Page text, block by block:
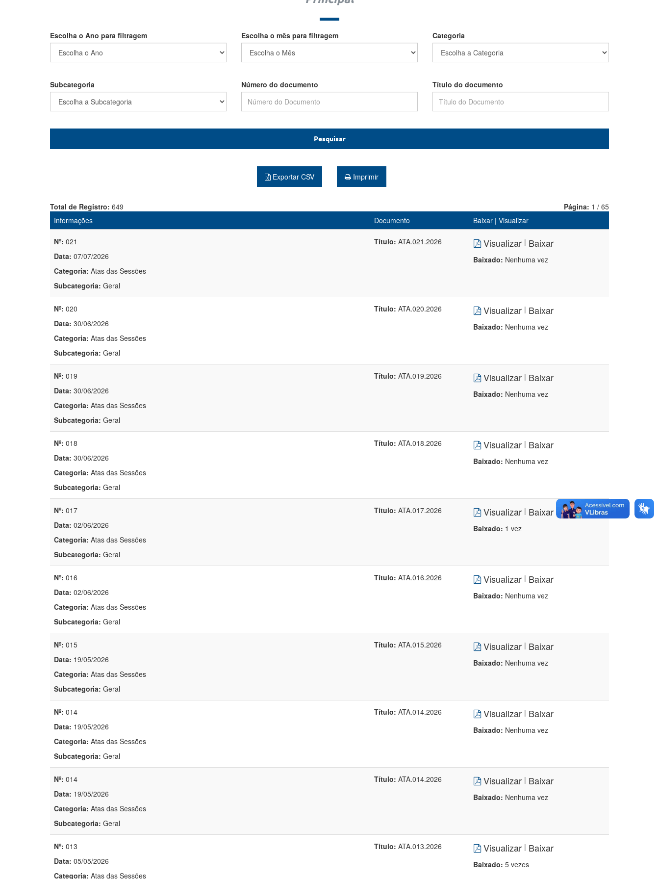
Escolha o Ano para filtragem Escolha o mês para filtragem Categoria
Subcategoria Número do documento Título do documento
Pesquisar
Exportar CSV Imprimir
Total de Registro: 649 Página: 1 / 65
Informações
Documento Baixar | Visualizar
Nº: 021
Data: 07/07/2026
Categoria: Atas das Sessões
Subcategoria: Geral
Título: ATA.021.2026 Visualizar | Baixar
Baixado: Nenhuma vez
Nº: 020
Data: 30/06/2026
Categoria: Atas das Sessões
Subcategoria: Geral
Título: ATA.020.2026 Visualizar | Baixar
Baixado: Nenhuma vez
Nº: 019
Data: 30/06/2026
Categoria: Atas das Sessões
Subcategoria: Geral
Título: ATA.019.2026 Visualizar | Baixar
Baixado: Nenhuma vez
Nº: 018
Data: 30/06/2026
Categoria: Atas das Sessões
Subcategoria: Geral
Título: ATA.018.2026 Visualizar | Baixar
Baixado: Nenhuma vez
Nº: 017
Data: 02/06/2026
Categoria: Atas das Sessões
Subcategoria: Geral
Título: ATA.017.2026 Visualizar | Baixar
Baixado: 1 vez
Nº: 016
Data: 02/06/2026
Categoria: Atas das Sessões
Subcategoria: Geral
Título: ATA.016.2026 Visualizar | Baixar
Baixado: Nenhuma vez
Nº: 015
Data: 19/05/2026
Categoria: Atas das Sessões
Subcategoria: Geral
Título: ATA.015.2026 Visualizar | Baixar
Baixado: Nenhuma vez
Nº: 014
Data: 19/05/2026
Categoria: Atas das Sessões
Subcategoria: Geral
Título: ATA.014.2026 Visualizar | Baixar
Baixado: Nenhuma vez
Nº: 014
Data: 19/05/2026
Categoria: Atas das Sessões
Subcategoria: Geral
Título: ATA.014.2026 Visualizar | Baixar
Baixado: Nenhuma vez
Nº: 013
Data: 05/05/2026
Categoria: Atas das Sessões
Título: ATA.013.2026 Visualizar | Baixar
Baixado: 5 vezes